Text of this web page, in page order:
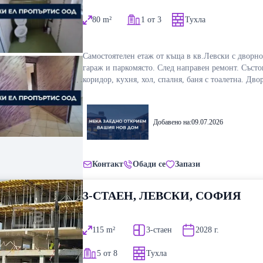
жилището може да се купи подземно паркомясто
допълнителна цена от 28 000 евро. Строител с
видеонаблюдение, качествени дограми и
(yavlenaCOM/173178).
СОФИЯ
80 m² 1 от 3 Тухла
Самостоятелен етаж от къща в кв.Левски с дворно
гараж и паркомясто. След направен ремонт.
коридор, кухня, хол, спалня, баня с тоалетна.
Z-73472 За директни клиенти! БЕЗПЛАТНО
СЪДЕЙСТВИЕ ЗА БАНКОВО КРЕДИТИРАНЕ! За
информация и оглед позвънете на посочените
Добавено на:09.07.2026
Контакт Обади се Запази
3-СТАЕН, ЛЕВСКИ, СОФИЯ
115 m² 3-стаен 2028 г.
5 от 8 Тухла